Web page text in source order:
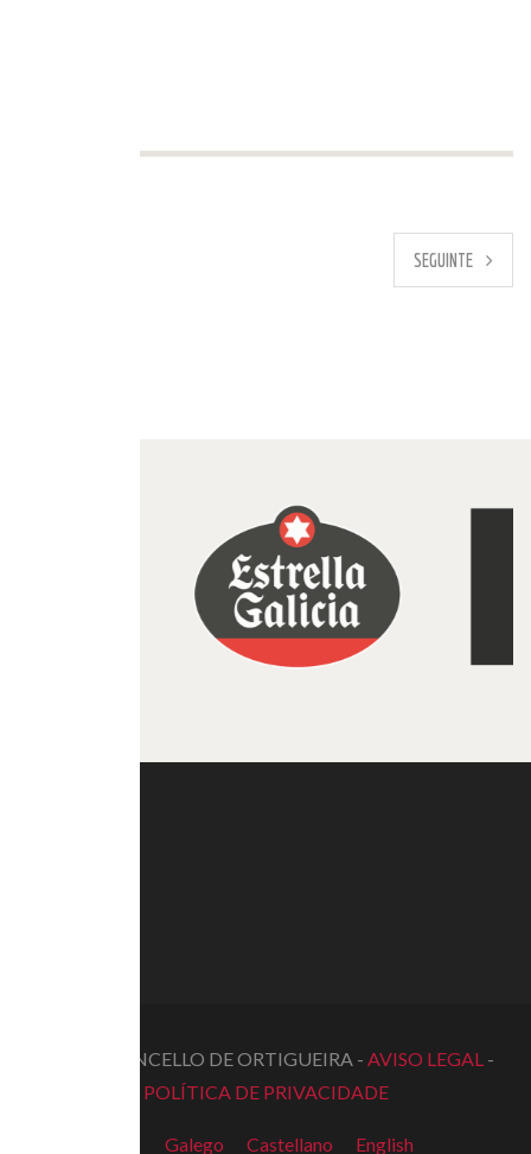
SEGUINTE
© 2022 CONCELLO DE ORTIGUEIRA - AVISO LEGAL-
POLÍTICA DE PRIVACIDADE
Galego Castellano English